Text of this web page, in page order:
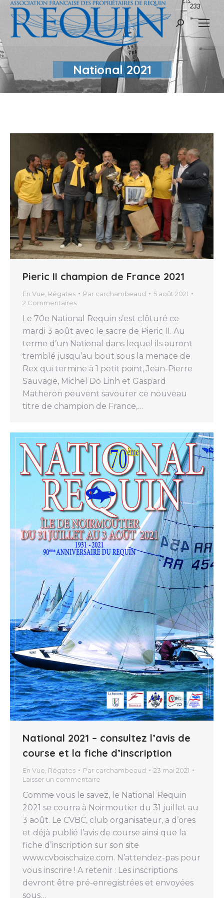
Recherche
National 2021
Pieric II champion de France 2021
En Vue Régates Par carchambeaud
5 août 2021
2 Commentaires
Le 70e National Requin s’est clôturé ce
mardi 3 août avec le sacre de Pieric II. Au
terme d’un National dans lequel ils auront
tremblé jusqu’au bout sous la menace de
Rex qui termine à 1 petit point, Jean-Pierre
Sauvage, Michel Do Linh et Gaspard
Matheron peuvent savourer ce nouveau
titre de champion de France,…
National 2021 – consultez l’avis de
course et la fiche d’inscription
En Vue, Régates Par carchambeaud
23 mai 2021
Laisser un commentaire
Comme vous le savez, le National Requin
2021 se courra à Noirmoutier du 31 juillet au
3 août. Le CVBC, club organisateur, a d’ores
et déjà publié l’avis de course ainsi que la
fiche d’inscription sur son site
www.cvboischaize.com. N’attendez-pas pour
vous inscrire ! A retenir : Les inscriptions
devront être pré-enregistrées et envoyées
sous…